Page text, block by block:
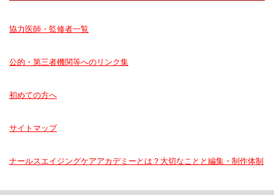
協力医師・監修者一覧
公的・第三者機関等へのリンク集
初めての方へ
サイトマップ
ナールスエイジングケアアカデミーとは？大切なことと編集・制作体制